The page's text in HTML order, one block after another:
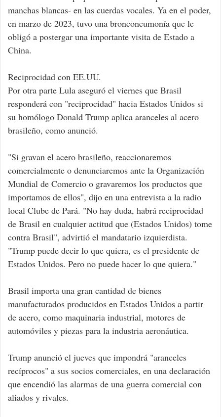
manchas blancas- en las cuerdas vocales. Ya en el poder,
en marzo de 2023, tuvo una bronconeumonía que le
obligó a postergar una importante visita de Estado a
China.
Reciprocidad con EE.UU.
Por otra parte Lula aseguró el viernes que Brasil
responderá con "reciprocidad" hacia Estados Unidos si
su homólogo Donald Trump aplica aranceles al acero
brasileño, como anunció.
"Si gravan el acero brasileño, reaccionaremos
comercialmente o denunciaremos ante la Organización
Mundial de Comercio o gravaremos los productos que
importamos de ellos", dijo en una entrevista a la radio
local Clube de Pará. "No hay duda, habrá reciprocidad
de Brasil en cualquier actitud que (Estados Unidos) tome
contra Brasil", advirtió el mandatario izquierdista.
"Trump puede decir lo que quiera, es el presidente de
Estados Unidos. Pero no puede hacer lo que quiera."
Brasil importa una gran cantidad de bienes
manufacturados producidos en Estados Unidos a partir
de acero, como maquinaria industrial, motores de
automóviles y piezas para la industria aeronáutica.
Trump anunció el jueves que impondrá "aranceles
recíprocos" a sus socios comerciales, en una declaración
que encendió las alarmas de una guerra comercial con
aliados y rivales.